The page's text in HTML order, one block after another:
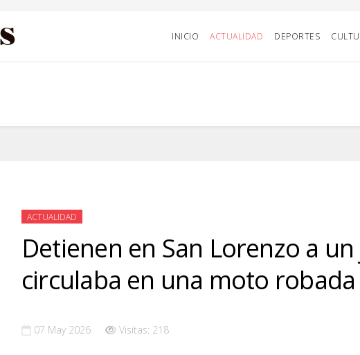
INICIO ACTUALIDAD DEPORTES
ACTUALIDAD
Detienen en San Lorenzo a
circulaba en una moto robada
07 May 2026 Visitas: 218